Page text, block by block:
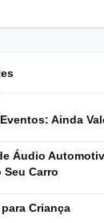
Ainda
Áudio
Seu Carro
Criança